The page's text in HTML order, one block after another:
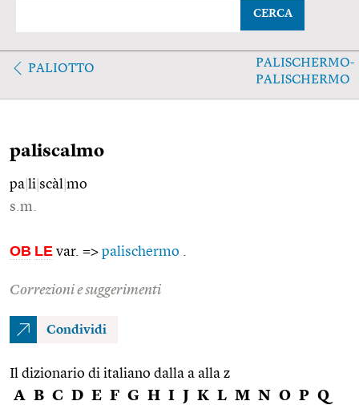
CERCA
PALIOTTO
PALISCHERMO-
PALISCHERMO
paliscalmo
pa li scàl mo
s.m.
OB LE var. => palischermo
Correzioni e suggerimenti
Condividi
Il dizionario di italiano dalla a alla z
A B C D E F G H I J K L M N O P Q